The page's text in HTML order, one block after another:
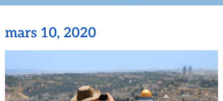
mars 10, 2020